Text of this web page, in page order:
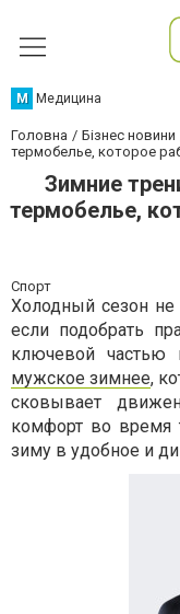
М Медицина
Головна Бізнес новини
термобелье, которое
Зимние
термобелье,
Спорт
Холодный сезон не
если подобрать
ключевой частью
мужское зимнее,
сковывает
комфорт во время
зиму в удобное и